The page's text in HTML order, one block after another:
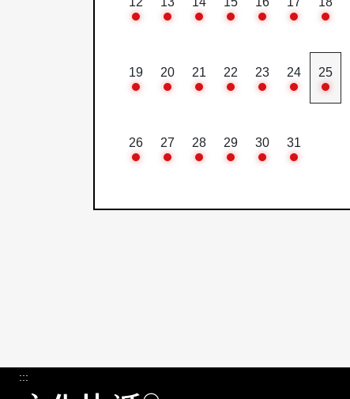
19 20 21 22 23 24 25
26 27 28 29 30 31
:::